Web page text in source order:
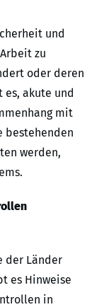
und
zu
oder deren
es, akute und
mit
bestehenden
werden,
der Länder
es Hinweise
in